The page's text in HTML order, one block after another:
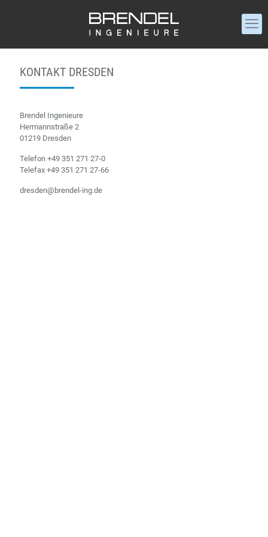
KONTAKT DRESDEN
Brendel Ingenieure
Hermannstraße 2
01219 Dresden
Telefon +49 351 271 27-0
Telefax +49 351 271 27-66
dresden@brendel-ing.de